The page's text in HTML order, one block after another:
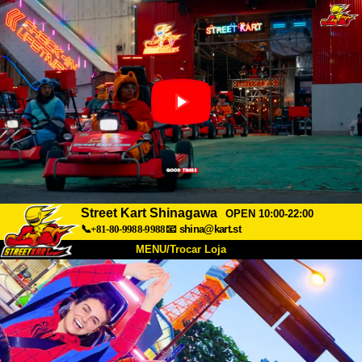
Street Kart Shinagawa
OPEN 10:00-22:00
📞+81-80-9988-9988📧 shina@kart.st
MENU/Trocar Loja
INÍCIO
Sobre Especificações Preços
Acesso Opiniões FAQ